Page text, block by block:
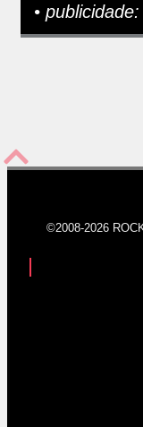
• publicidade:
©2008-2026